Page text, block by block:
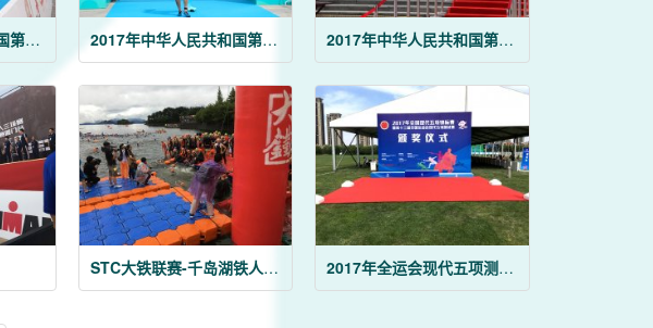
2017年中华人民共和国第十三届运动会铁三赛 2017年中华人民共和国第十三届运动会铁三测试赛 2017年中华人民共和国第十三届运动会游泳马拉松
STC大铁联赛-千岛湖铁人三项比赛 2017年全运会现代五项测试赛